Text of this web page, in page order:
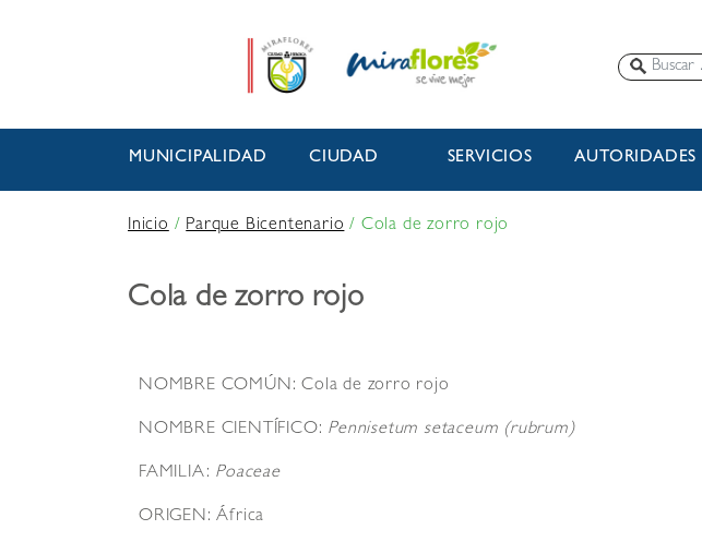
MUNICIPALIDAD CIUDAD SERVICIOS AUTORIDADES
Inicio/Parque Bicentenario/ Cola de zorro rojo
Cola de zorro rojo
NOMBRE COMÚN: Cola de zorro rojo
NOMBRE CIENTÍFICO: Pennisetum setaceum (rubrum)
FAMILIA: Poaceae
ORIGEN: África